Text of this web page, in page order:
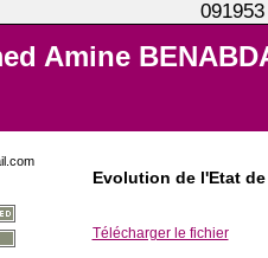
Amine
Evolution de l'Etat
Télécharger le fichier